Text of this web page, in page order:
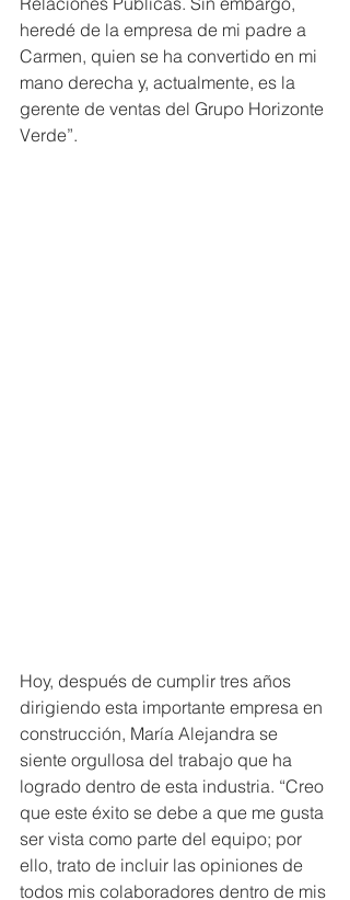
heredé de la empresa de mi padre a
Carmen, quien se ha convertido en mi
mano derecha y, actualmente, es la
gerente de ventas del Grupo Horizonte
Verde”.
Hoy, después de cumplir tres años
dirigiendo esta importante empresa en
construcción, María Alejandra se
siente orgullosa del trabajo que ha
logrado dentro de esta industria. “Creo
que este éxito se debe a que me gusta
ser vista como parte del equipo; por
ello, trato de incluir las opiniones de
todos mis colaboradores dentro de mis